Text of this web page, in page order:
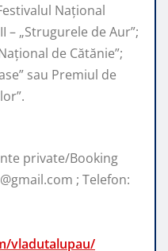
Național
– „Strugurele de Aur”;
de Cătănie”;
sau Premiul de
private/Booking
; Telefon:
vladutalupau/